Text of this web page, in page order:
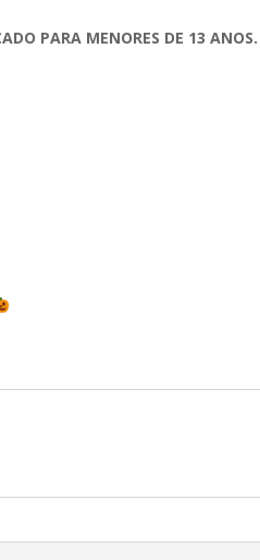
PARA MENORES DE 13 ANOS.